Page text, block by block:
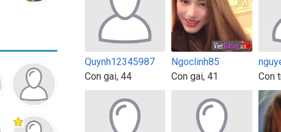
Quynh12345987
Con gai, 44
Ngoclinh85
Con gai, 41
Con